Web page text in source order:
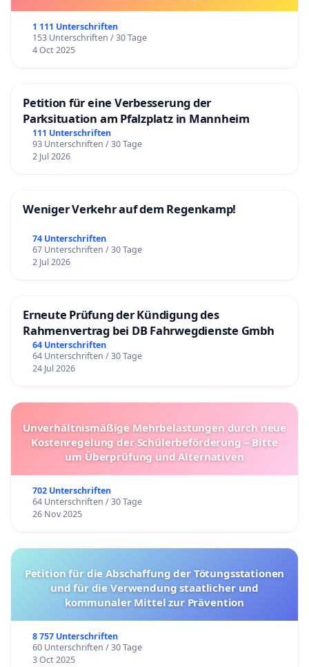
1 111 Unterschriften
153 Unterschriften / 30 Tage
4 Oct 2025
Petition für eine Verbesserung der
Parksituation am Pfalzplatz in Mannheim
111 Unterschriften
93 Unterschriften / 30 Tage
2 Jul 2026
Weniger Verkehr auf dem Regenkamp!
74 Unterschriften
67 Unterschriften / 30 Tage
2 Jul 2026
Erneute Prüfung der Kündigung des
Rahmenvertrag bei DB Fahrwegdienste Gmbh
64 Unterschriften
64 Unterschriften / 30 Tage
24 Jul 2026
Unverhältnismäßige Mehrbelastungen durch neue
Kostenregelung der Schülerbeförderung – Bitte
um Überprüfung und Alternativen
702 Unterschriften
64 Unterschriften / 30 Tage
26 Nov 2025
Petition für die Abschaffung der Tötungsstationen
und für die Verwendung staatlicher und
kommunaler Mittel zur Prävention
8 757 Unterschriften
60 Unterschriften / 30 Tage
3 Oct 2025